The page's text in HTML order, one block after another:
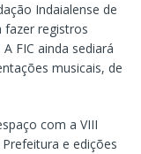
Indaialense de
fazer registros
FIC ainda sediará
musicais, de
com a VIII
e edições